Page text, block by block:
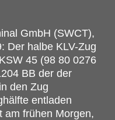
GmbH (SWCT),
Der halbe KLV-Zug
45 (98 80 0276
BB der der
den Zug
entladen
am frühen Morgen,